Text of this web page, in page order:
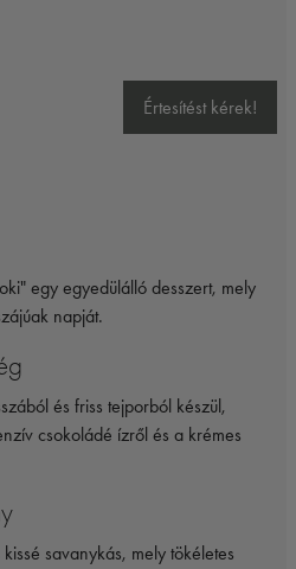
Értesítést kérek!
egy egyedülálló desszert, mely
napját.
és friss tejporból készül,
csokoládé ízről és a krémes
savanykás, mely tökéletes